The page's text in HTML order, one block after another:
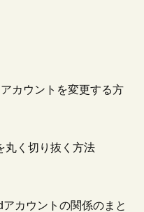
カウントを変更する方
丸く切り抜く方法
カウントの関係のまと